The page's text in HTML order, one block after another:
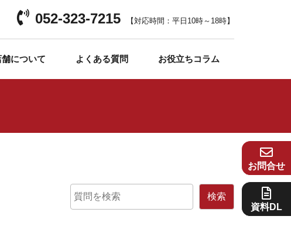
052-323-7215 【対応時間：平日10時～18時】
について よくある質問 お役立ちコラム
検索
お問合せ
資料DL